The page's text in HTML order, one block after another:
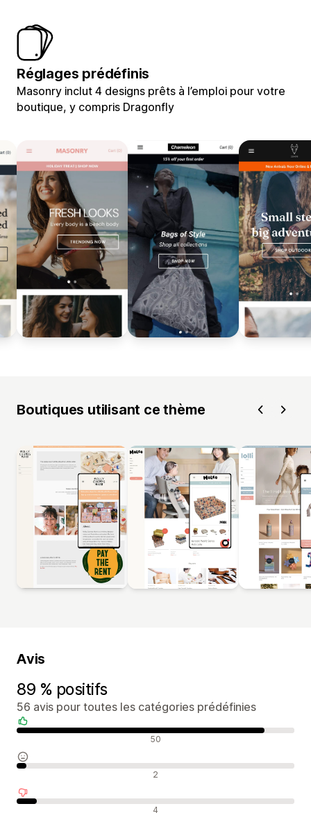
Réglages prédéfinis
Masonry inclut 4 designs prêts à l’emploi pour votre
boutique, y compris Dragonfly
Boutiques utilisant ce thème
Avis
89 % positifs
56 avis pour toutes les catégories prédéfinies
Avis positifs 50
Avis neutres 2
Avis négatifs 4